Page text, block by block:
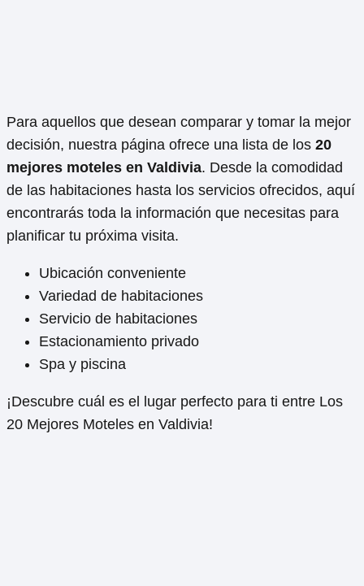
Para aquellos que desean comparar y tomar la mejor
decisión, nuestra página ofrece una lista de los 20
mejores moteles en Valdivia. Desde la comodidad
de las habitaciones hasta los servicios ofrecidos, aquí
encontrarás toda la información que necesitas para
planificar tu próxima visita.
Ubicación conveniente
Variedad de habitaciones
Servicio de habitaciones
Estacionamiento privado
Spa y piscina
¡Descubre cuál es el lugar perfecto para ti entre Los
20 Mejores Moteles en Valdivia!